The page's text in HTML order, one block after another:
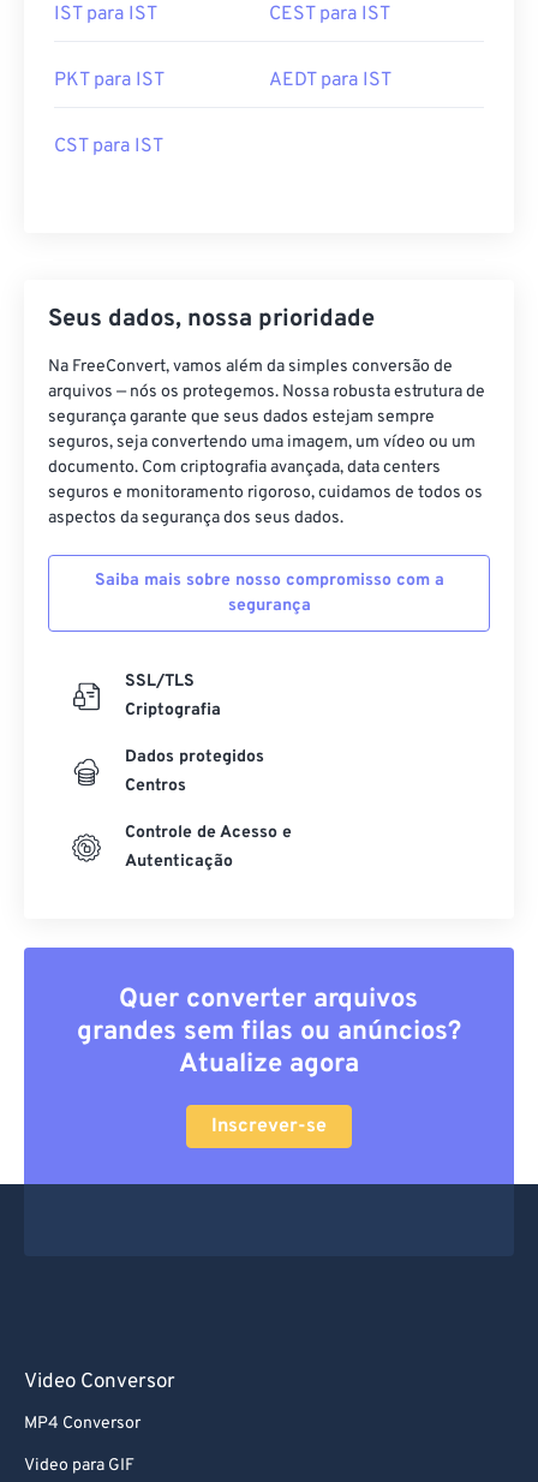
IST para IST CEST para IST
PKT para IST AEDT para IST
CST para IST
Seus dados, nossa prioridade
Na FreeConvert, vamos além da simples conversão de
arquivos — nós os protegemos. Nossa robusta estrutura de
segurança garante que seus dados estejam sempre
seguros, seja convertendo uma imagem, um vídeo ou um
documento. Com criptografia avançada, data centers
seguros e monitoramento rigoroso, cuidamos de todos os
aspectos da segurança dos seus dados.
Saiba mais sobre nosso compromisso com a
segurança
SSL/TLS
Criptografia
Dados protegidos
Centros
Controle de Acesso e
Autenticação
Quer converter arquivos
grandes sem filas ou anúncios?
Atualize agora
Inscrever-se
Video Conversor
MP4 Conversor
Video para GIF